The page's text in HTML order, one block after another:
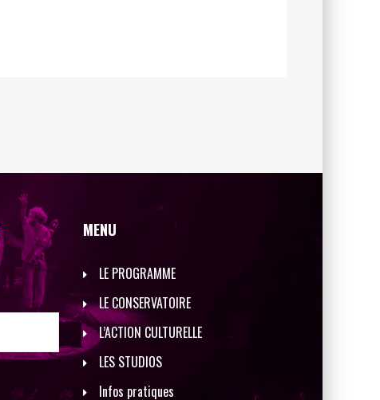
MENU
LE PROGRAMME
LE CONSERVATOIRE
L’ACTION CULTURELLE
LES STUDIOS
Infos pratiques